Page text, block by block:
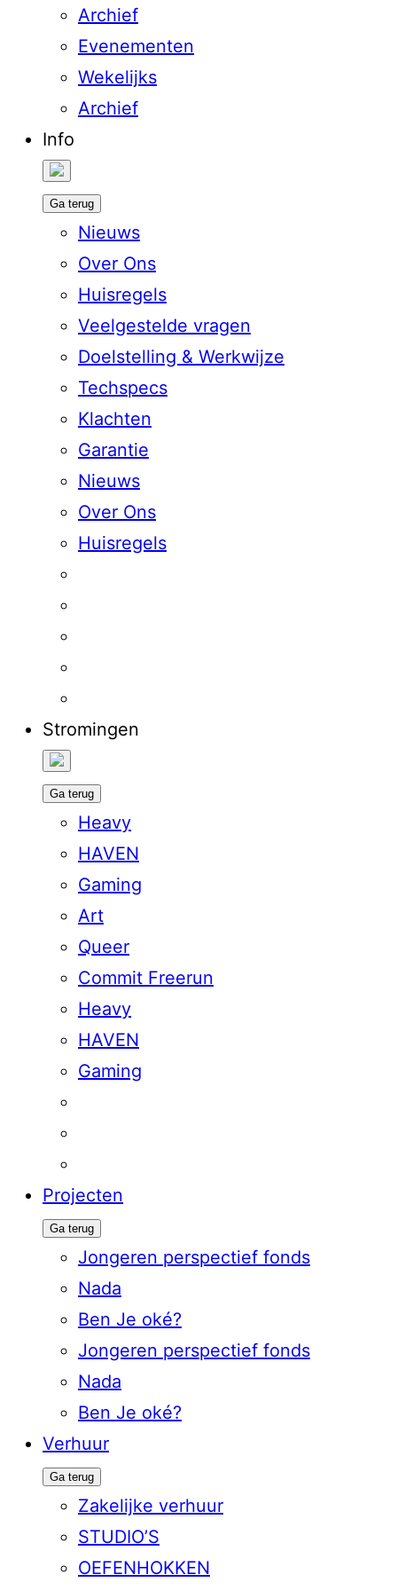
Archief
Evenementen
Wekelijks
Archief
Info
Ga terug
Nieuws
Over Ons
Huisregels
Veelgestelde vragen
Doelstelling & Werkwijze
Techspecs
Klachten
Garantie
Nieuws
Over Ons
Huisregels
Stromingen
Ga terug
Heavy
HAVEN
Gaming
Art
Queer
Commit Freerun
Heavy
HAVEN
Gaming
Projecten
Ga terug
Jongeren perspectief fonds
Nada
Ben Je oké?
Jongeren perspectief fonds
Nada
Ben Je oké?
Verhuur
Ga terug
Zakelijke verhuur
STUDIO’S
OEFENHOKKEN